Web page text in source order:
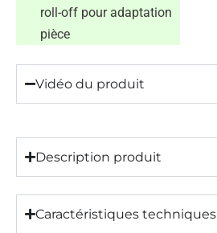
roll-off pour adaptation
pièce
Vidéo du produit
Description produit
Caractéristiques techniques